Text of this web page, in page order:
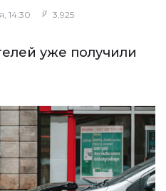
14:30 3,925
уже получили